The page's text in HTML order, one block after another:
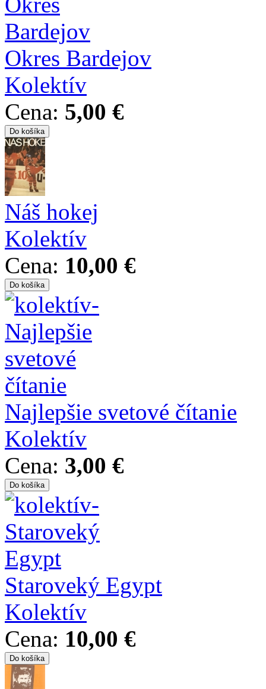
Okres Bardejov
Kolektív
Cena: 5,00 €
Náš hokej
Kolektív
Cena: 10,00 €
Najlepšie svetové čítanie
Kolektív
Cena: 3,00 €
Staroveký Egypt
Kolektív
Cena: 10,00 €